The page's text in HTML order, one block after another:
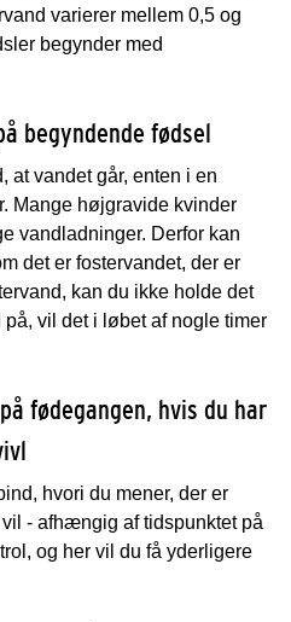
varierer mellem 0,5 og
begynder med
begyndende fødsel
at vandet går, enten i en
Mange højgravide kvinder
vandladninger. Derfor kan
det er fostervandet, der er
kan du ikke holde det
vil det i løbet af nogle timer
fødegangen, hvis du har
hvori du mener, der er
- afhængig af tidspunktet på
og her vil du få yderligere